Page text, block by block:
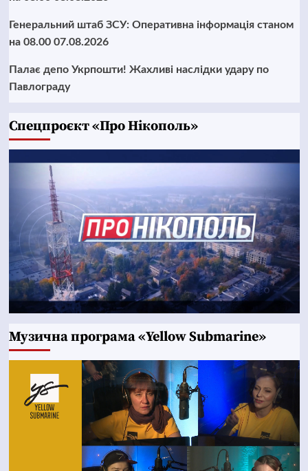
Генеральний штаб ЗСУ: Оперативна інформація станом
на 08.00 07.08.2026
Палає депо Укрпошти! Жахливі наслідки удару по
Павлограду
Cпецпроєкт «Про Нікополь»
Музична програма «Yellow Submarine»